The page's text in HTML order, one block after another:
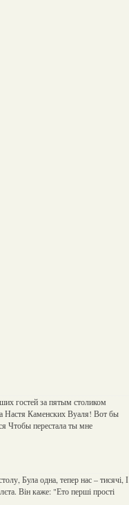
гостей за пятым столиком
Настя Каменских Вуаля! Вот бы
Чтобы перестала ты мне
Була одна, тепер нас – тисячі, І
Він каже: "Ето перші прості